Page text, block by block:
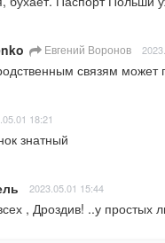
Евгений Воронов
связям
18:21
знатный
2023.05.01 15:44
, Дроздив! ..у простых